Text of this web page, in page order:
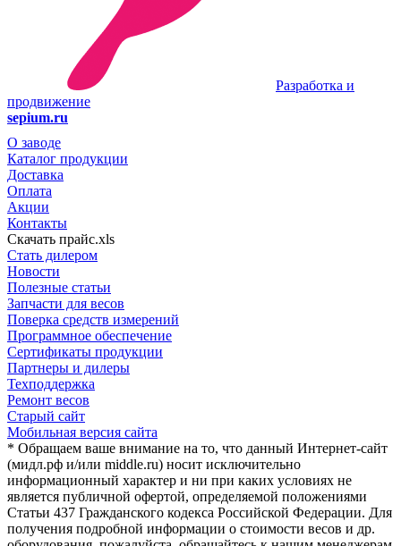
Разработка и
продвижение
sepium.ru
О заводе
Каталог продукции
Доставка
Оплата
Акции
Контакты
Скачать прайс.xls
Стать дилером
Новости
Полезные статьи
Запчасти для весов
Поверка средств измерений
Программное обеспечение
Сертификаты продукции
Партнеры и дилеры
Техподдержка
Ремонт весов
Старый сайт
Мобильная версия сайта
* Обращаем ваше внимание на то, что данный Интернет-сайт
(мидл.рф и/или middle.ru) носит исключительно
информационный характер и ни при каких условиях не
является публичной офертой, определяемой положениями
Статьи 437 Гражданского кодекса Российской Федерации. Для
получения подробной информации о стоимости весов и др.